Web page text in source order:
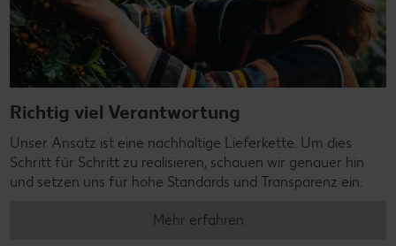
Richtig viel Verantwortung
Unser Ansatz ist eine nachhaltige Lieferkette. Um dies
Schritt für Schritt zu realisieren, schauen wir genauer hin
und setzen uns für hohe Standards und Transparenz ein.
Mehr erfahren